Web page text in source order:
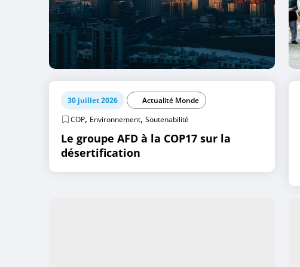
30 juillet 2026
Actualité Monde
COP, Environnement, Soutenabilité
Le groupe AFD à la COP17 sur la
désertification